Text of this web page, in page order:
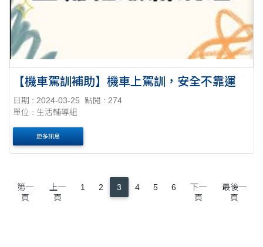
【機車駕訓補助】機車上駕訓，安全不靠運
日期 : 2024-03-25
點閱 : 274
單位 : 生活輔導組
更多訊息
第一
頁
上一
頁
1 2 3 4 5 6
下一
頁
最後一
頁